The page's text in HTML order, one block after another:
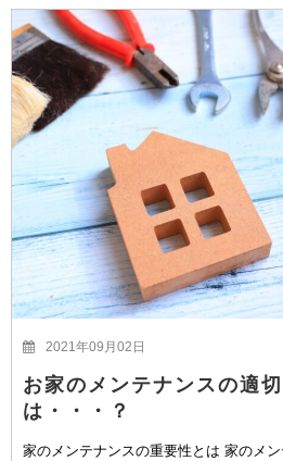
2021年09月02日
お家のメンテナンスの適
は・・・？
家のメンテナンスの重要性とは 家のメ